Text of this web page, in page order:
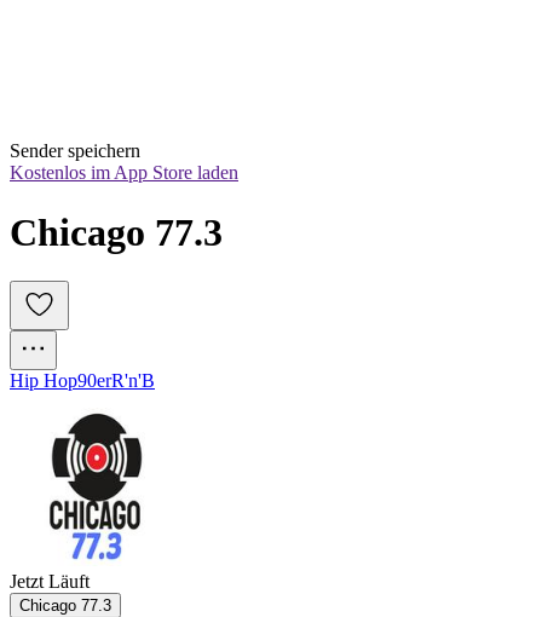
Sender speichern
Kostenlos im App Store laden
Chicago 77.3
Hip Hop90erR'n'B
Jetzt Läuft
Chicago 77.3